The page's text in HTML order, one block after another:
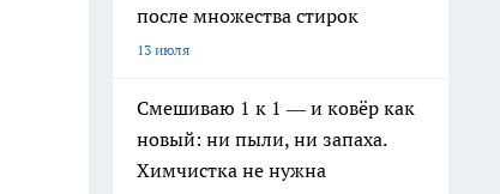
после множества стирок
13 июля
Смешиваю 1 к 1 — и ковёр как
новый: ни пыли, ни запаха.
Химчистка не нужна